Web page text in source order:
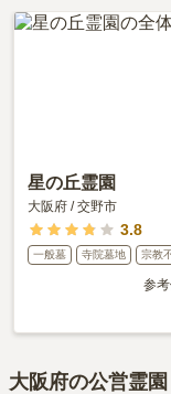
永代供養について詳
解説！ 』をご覧くださ
星の丘霊園
大阪府 /交野市
3.8
一般墓 寺院墓地 宗教
参
大阪府の公営霊園